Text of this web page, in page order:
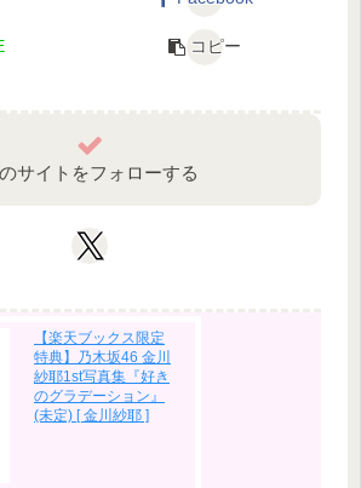
コピー
サイトをフォローする
【楽天ブックス限定
特典】乃木坂46 金川
紗耶1st写真集『好き
のグラデーション』
(未定) [ 金川紗耶 ]